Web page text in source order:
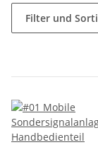
Filter und